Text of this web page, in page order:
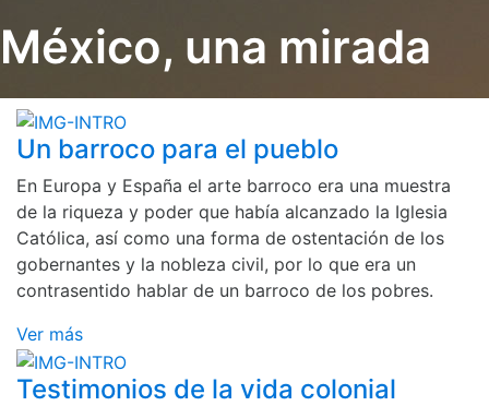
México, una mirada
Un barroco para el pueblo
En Europa y España el arte barroco era una muestra
de la riqueza y poder que había alcanzado la Iglesia
Católica, así como una forma de ostentación de los
gobernantes y la nobleza civil, por lo que era un
contrasentido hablar de un barroco de los pobres.
Ver más
Testimonios de la vida colonial